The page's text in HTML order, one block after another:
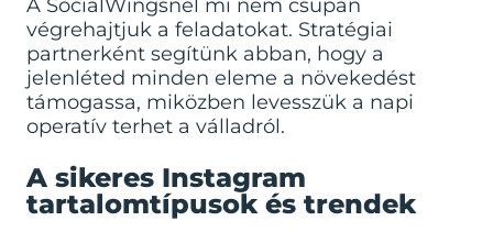
A SocialWingsnél mi nem csupán
végrehajtjuk a feladatokat. Stratégiai
partnerként segítünk abban, hogy a
jelenléted minden eleme a növekedést
támogassa, miközben levesszük a napi
operatív terhet a válladról.
A sikeres Instagram
tartalomtípusok és trendek